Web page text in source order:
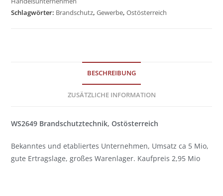
Schlagwörter: Brandschutz,Gewerbe,Ostösterreich
BESCHREIBUNG
ZUSÄTZLICHE INFORMATION
WS2649 Brandschutztechnik, Ostösterreich
Bekanntes und etabliertes Unternehmen, Umsatz ca 5 Mio,
gute Ertragslage, großes Warenlager. Kaufpreis 2,95 Mio